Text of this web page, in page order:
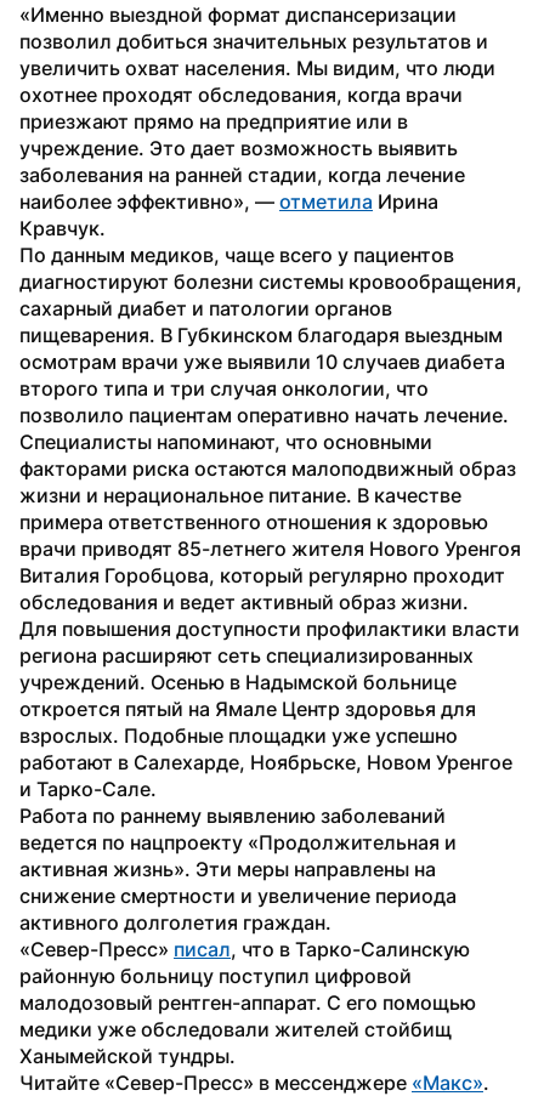
«Именно выездной формат диспансеризации
позволил добиться значительных результатов и
увеличить охват населения. Мы видим, что люди
охотнее проходят обследования, когда врачи
приезжают прямо на предприятие или в
учреждение. Это дает возможность выявить
заболевания на ранней стадии, когда лечение
наиболее эффективно», — отметила Ирина
Кравчук.
По данным медиков, чаще всего у пациентов
диагностируют болезни системы кровообращения,
сахарный диабет и патологии органов
пищеварения. В Губкинском благодаря выездным
осмотрам врачи уже выявили 10 случаев диабета
второго типа и три случая онкологии, что
позволило пациентам оперативно начать лечение.
Специалисты напоминают, что основными
факторами риска остаются малоподвижный образ
жизни и нерациональное питание. В качестве
примера ответственного отношения к здоровью
врачи приводят 85-летнего жителя Нового Уренгоя
Виталия Горобцова, который регулярно проходит
обследования и ведет активный образ жизни.
Для повышения доступности профилактики власти
региона расширяют сеть специализированных
учреждений. Осенью в Надымской больнице
откроется пятый на Ямале Центр здоровья для
взрослых. Подобные площадки уже успешно
работают в Салехарде, Ноябрьске, Новом Уренгое
и Тарко-Сале.
Работа по раннему выявлению заболеваний
ведется по нацпроекту «Продолжительная и
активная жизнь». Эти меры направлены на
снижение смертности и увеличение периода
активного долголетия граждан.
«Север-Пресс» писал, что в Тарко-Салинскую
районную больницу поступил цифровой
малодозовый рентген-аппарат. С его помощью
медики уже обследовали жителей стойбищ
Ханымейской тундры.
Читайте «Север-Пресс» в мессенджере «Макс».